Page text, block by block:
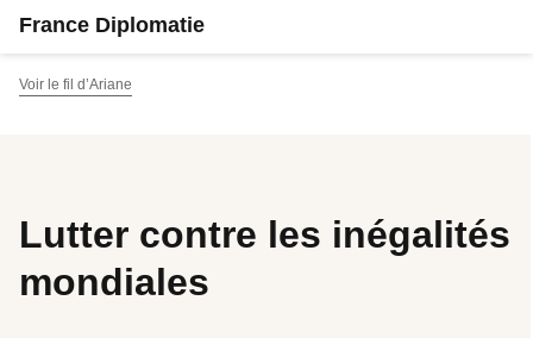
France Diplomatie
Voir le fil d’Ariane
Lutter contre les inégalités
mondiales